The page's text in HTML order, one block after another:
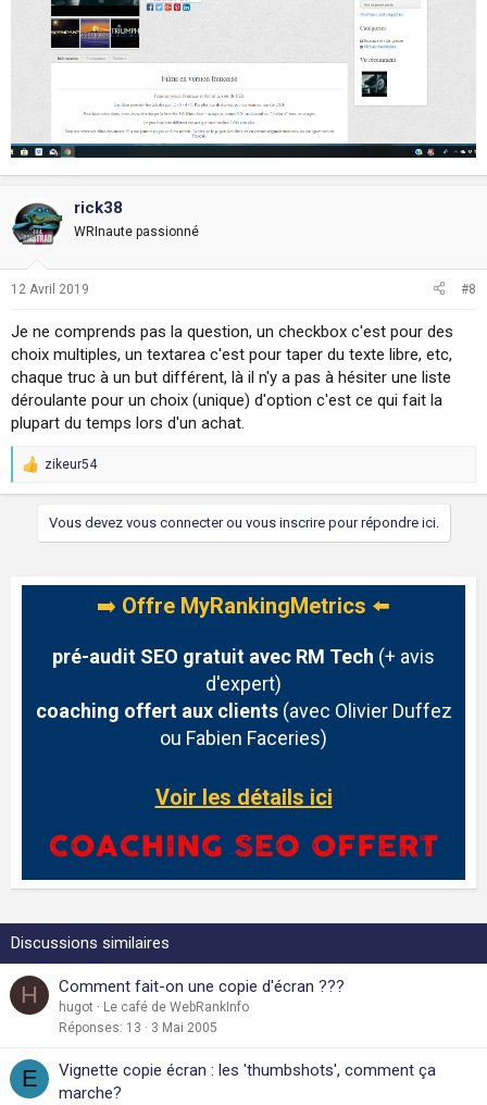
rick38
WRInaute passionné
12 Avril 2019 #8
Je ne comprends pas la question, un checkbox c'est pour des
choix multiples, un textarea c'est pour taper du texte libre, etc,
chaque truc à un but différent, là il n'y a pas à hésiter une liste
déroulante pour un choix (unique) d'option c'est ce qui fait la
plupart du temps lors d'un achat.
R
zikeur54
Vous devez vous connecter ou vous inscrire pour répondre ici.
➡️ Offre MyRankingMetrics ⬅️
pré-audit SEO gratuit avec RM Tech (+ avis
d'expert)
coaching offert aux clients(avec Olivier Duffez
ou Fabien Faceries)
Voir les détails ici
Discussions similaires
H Comment fait-on une copie d'écran ???
hugot
Le café de WebRankInfo
Réponses 13 3 Mai 2005
E
Vignette copie écran : les 'thumbshots', comment ça
marche?